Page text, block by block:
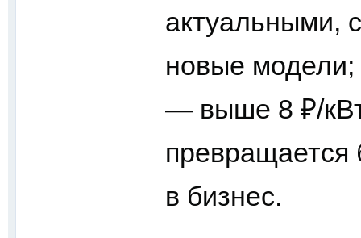
актуальными,
новые модели;
— выше 8 ₽/
в бизнес.